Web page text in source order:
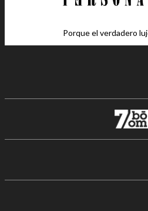
Porque el verdadero